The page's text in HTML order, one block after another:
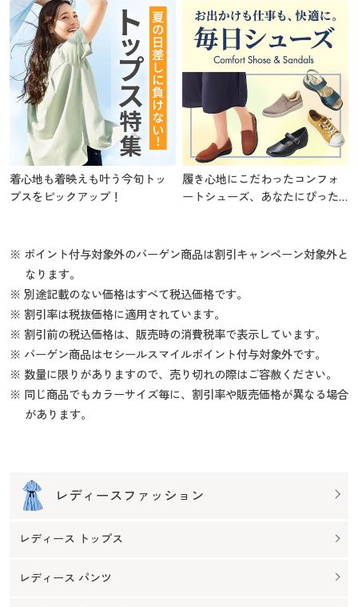
着心地も着映えも叶う今旬トッ
プスをピックアップ！
履き心地にこだわったコンフォ
ートシューズ、あなたにぴった
※ ポイント付与対象外のバーゲン商品は割引キャンペーン対象外と
なります。
※ 別途記載のない価格はすべて税込価格です。
※ 割引率は税抜価格に適用されています。
※ 割引前の税込価格は、販売時の消費税率で表示しています。
※ バーゲン商品はセシールスマイルポイント付与対象外です。
※ 数量に限りがありますので、売り切れの際はご容赦ください。
※ 同じ商品でもカラーサイズ毎に、割引率や販売価格が異なる場合
があります。
レディースファッション
レディース トップス
レディース パンツ